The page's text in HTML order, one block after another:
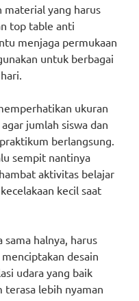
material yang harus
top table anti
menjaga permukaan
untuk berbagai
ukuran
jumlah siswa dan
berlangsung.
sempit nantinya
aktivitas belajar
kecil saat
sama halnya, harus
desain
udara yang baik
lebih nyaman